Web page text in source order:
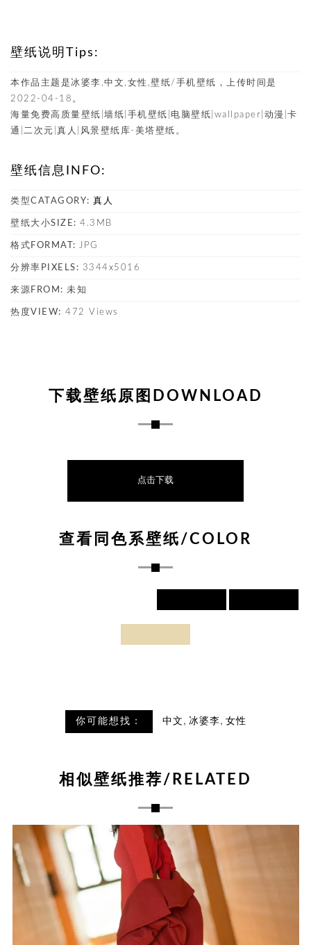
壁纸说明Tips:
本作品主题是冰婆李,中文,女性,壁纸/手机壁纸，上传时间是
2022-04-18。
海量免费高质量壁纸|墙纸|手机壁纸|电脑壁纸|wallpaper|动漫|卡
通|二次元|真人|风景壁纸库-美塔壁纸。
壁纸信息INFO:
类型CATAGORY: 真人
壁纸大小SIZE: 4.3MB
格式FORMAT: JPG
分辨率PIXELS: 3344x5016
来源FROM: 未知
热度VIEW: 472 Views
下载壁纸原图DOWNLOAD
点击下载
查看同色系壁纸/COLOR
你可能想找： 中文 , 冰婆李, 女性
相似壁纸推荐/RELATED